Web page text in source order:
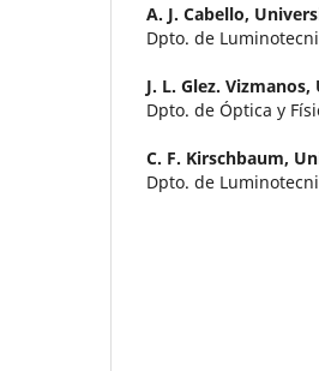
A. J. Cabello,
Dpto. de
J. L. Glez. Vizmanos,
Dpto. de Óptica y
C. F. Kirschbaum,
Dpto. de